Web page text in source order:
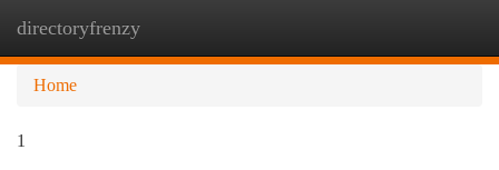
directoryfrenzy
Home
1